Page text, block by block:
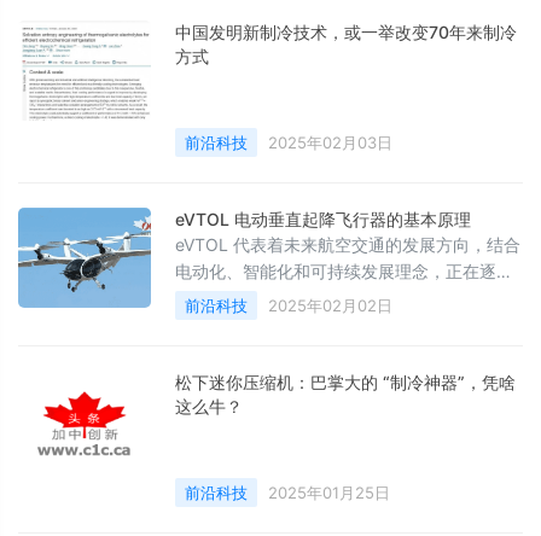
中国发明新制冷技术，或一举改变70年来制冷
方式
前沿科技 2025年02月03日
eVTOL 电动垂直起降飞行器的基本原理
eVTOL 代表着未来航空交通的发展方向，结合
电动化、智能化和可持续发展理念，正在逐步
迈向商业化应用。
前沿科技 2025年02月02日
松下迷你压缩机：巴掌大的 “制冷神器”，凭啥
这么牛？
前沿科技 2025年01月25日